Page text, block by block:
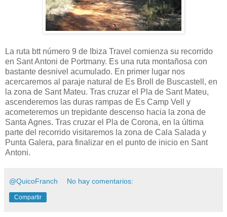
La ruta btt número 9 de Ibiza Travel comienza su recorrido
en Sant Antoni de Portmany. Es una ruta montañosa con
bastante desnivel acumulado. En primer lugar nos
acercaremos al paraje natural de Es Broll de Buscastell, en
la zona de Sant Mateu. Tras cruzar el Pla de Sant Mateu,
ascenderemos las duras rampas de Es Camp Vell y
acometeremos un trepidante descenso hacia la zona de
Santa Agnes. Tras cruzar el Pla de Corona, en la última
parte del recorrido visitaremos la zona de Cala Salada y
Punta Galera, para finalizar en el punto de inicio en Sant
Antoni.
@QuicoFranch No hay comentarios:
Compartir